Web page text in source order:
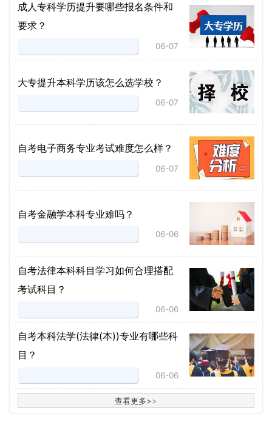
成人专科学历提升要哪些报名条件和
要求？
06-07
大专提升本科学历该怎么选学校？
06-07
自考电子商务专业考试难度怎么样？
06-07
自考金融学本科专业难吗？
06-06
自考法律本科科目学习如何合理搭配
考试科目？
06-06
​自考本科法学(法律(本))专业有哪些科
目？
06-06
查看更多>>